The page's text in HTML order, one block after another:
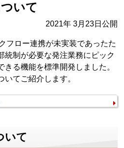
いて
2021年 3月23日公開
フロー連携が未実装であったた
統制が必要な発注業務にピック
る機能を標準開発しました。
てご紹介します。
いて